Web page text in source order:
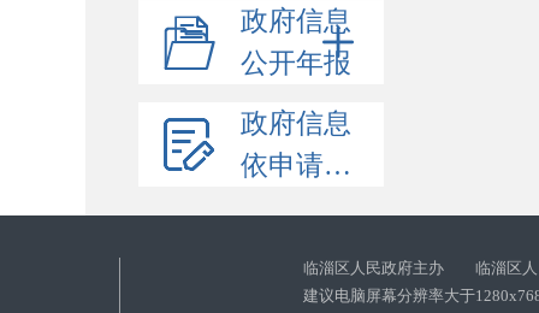
政府信息
公开年报
政府信息
依申请公开
临淄区人民政府主办 临淄区人
建议电脑屏幕分辨率大于